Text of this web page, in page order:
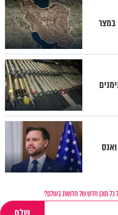
במצר
כל תוכן חדש של חדשות בעולם?